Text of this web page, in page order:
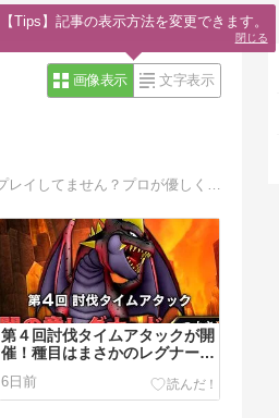
画像表示 文字表示
第４回討伐タイムアタックが開
催！種目はまさかのレグナード
５やぞ
6日前
【Tips】記事の表示方法を変更できます。
閉じる